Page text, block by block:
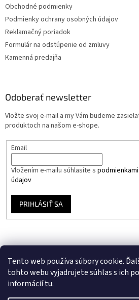
Tento web používa súbory cookie.
tohto webu vyjadrujete súhlas s ich
informáciítu.
Obchodné podmienky
Podmienky ochrany osobných údajov
Reklamačný poriadok
Formulár na odstúpenie od zmluvy
Kamenná predajňa
Odoberať newsletter
Vložte svoj e-mail a my Vám budeme
produktoch na našom e-shope.
Email
Vložením e-mailu súhlasíte s
údajov
PRIHLÁSIŤ SA